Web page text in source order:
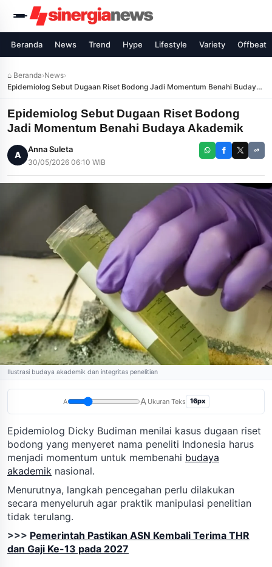
Beranda News Trend Hype Lifestyle Variety Offbeat
⌂ Beranda›News›
Epidemiolog Sebut Dugaan Riset Bodong Jadi Momentum Benahi Budaya
Akademik
Epidemiolog Sebut Dugaan Riset Bodong
Jadi Momentum Benahi Budaya Akademik
A
Anna Suleta
30/05/2026 06:10 WIB
Ilustrasi budaya akademik dan integritas penelitian
A A Ukuran Teks 16px
Epidemiolog Dicky Budiman menilai kasus dugaan riset
bodong yang menyeret nama peneliti Indonesia harus
menjadi momentum untuk membenahi budaya
akademik nasional.
Menurutnya, langkah pencegahan perlu dilakukan
secara menyeluruh agar praktik manipulasi penelitian
tidak terulang.
>>> Pemerintah Pastikan ASN Kembali Terima THR
dan Gaji Ke-13 pada 2027